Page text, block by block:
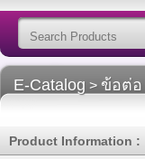
E-Catalog > ข้อต่อ
Product Information :